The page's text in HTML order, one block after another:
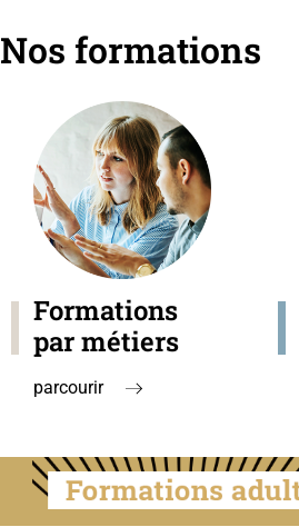
Nos formations
Formations
par métiers
parcourir